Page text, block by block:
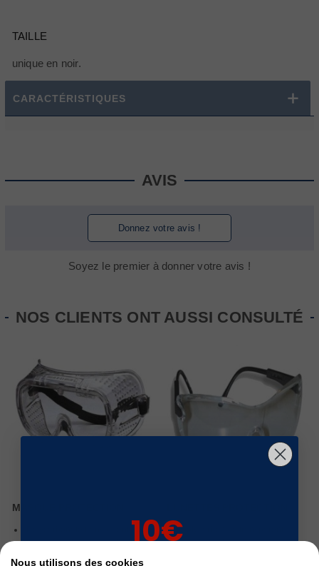
TAILLE
unique en noir.
CARACTÉRISTIQUES
AVIS
Donnez votre avis !
Soyez le premier à donner votre avis !
NOS CLIENTS ONT AUSSI CONSULTÉ
MASQUE PROTECTION
Serre tête élastique réglable
Polycarbonate transparent
Protection latérale
Nous utilisons des cookies
10€